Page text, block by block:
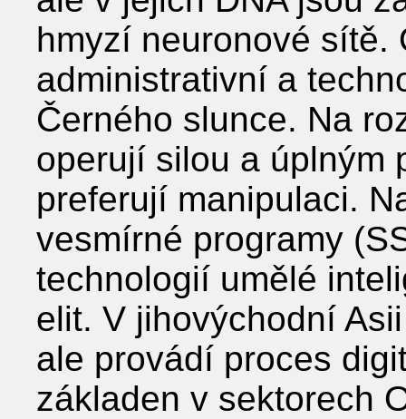
hmyzí neuronové sítě.
administrativní a
Černého slunce. Na
operují silou a úplným
preferují manipulaci.
vesmírné programy
technologií umělé
elit. V jihovýchodní
ale provádí proces
základen v sektorech